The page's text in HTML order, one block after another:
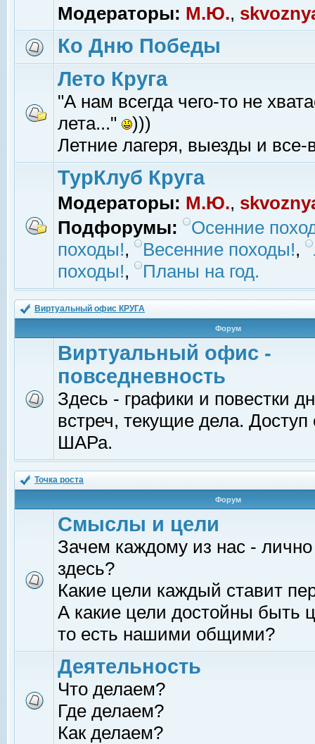
Модераторы: М.Ю.,
Ко Дню Победы
Лето Круга
"А нам всегда чего-то не
лета..."
)))
Летние лагеря, выезды и все-
ТурКлуб Круга
Модераторы: М.Ю.,
Подфорумы:
Осенние
походы!, Весенние походы!,
походы!, Планы на год.
Виртуальный офис КРУГА
Форум
Виртуальный офис -
повседневность
Здесь - графики и повестки
встреч, текущие дела.
ШАРа.
Точка роста
Форум
Смыслы и цели
Зачем каждому из нас -
здесь?
Какие цели каждый ставит
А какие цели достойны быть
то есть нашими общими?
Деятельность
Что делаем?
Где делаем?
Как делаем?